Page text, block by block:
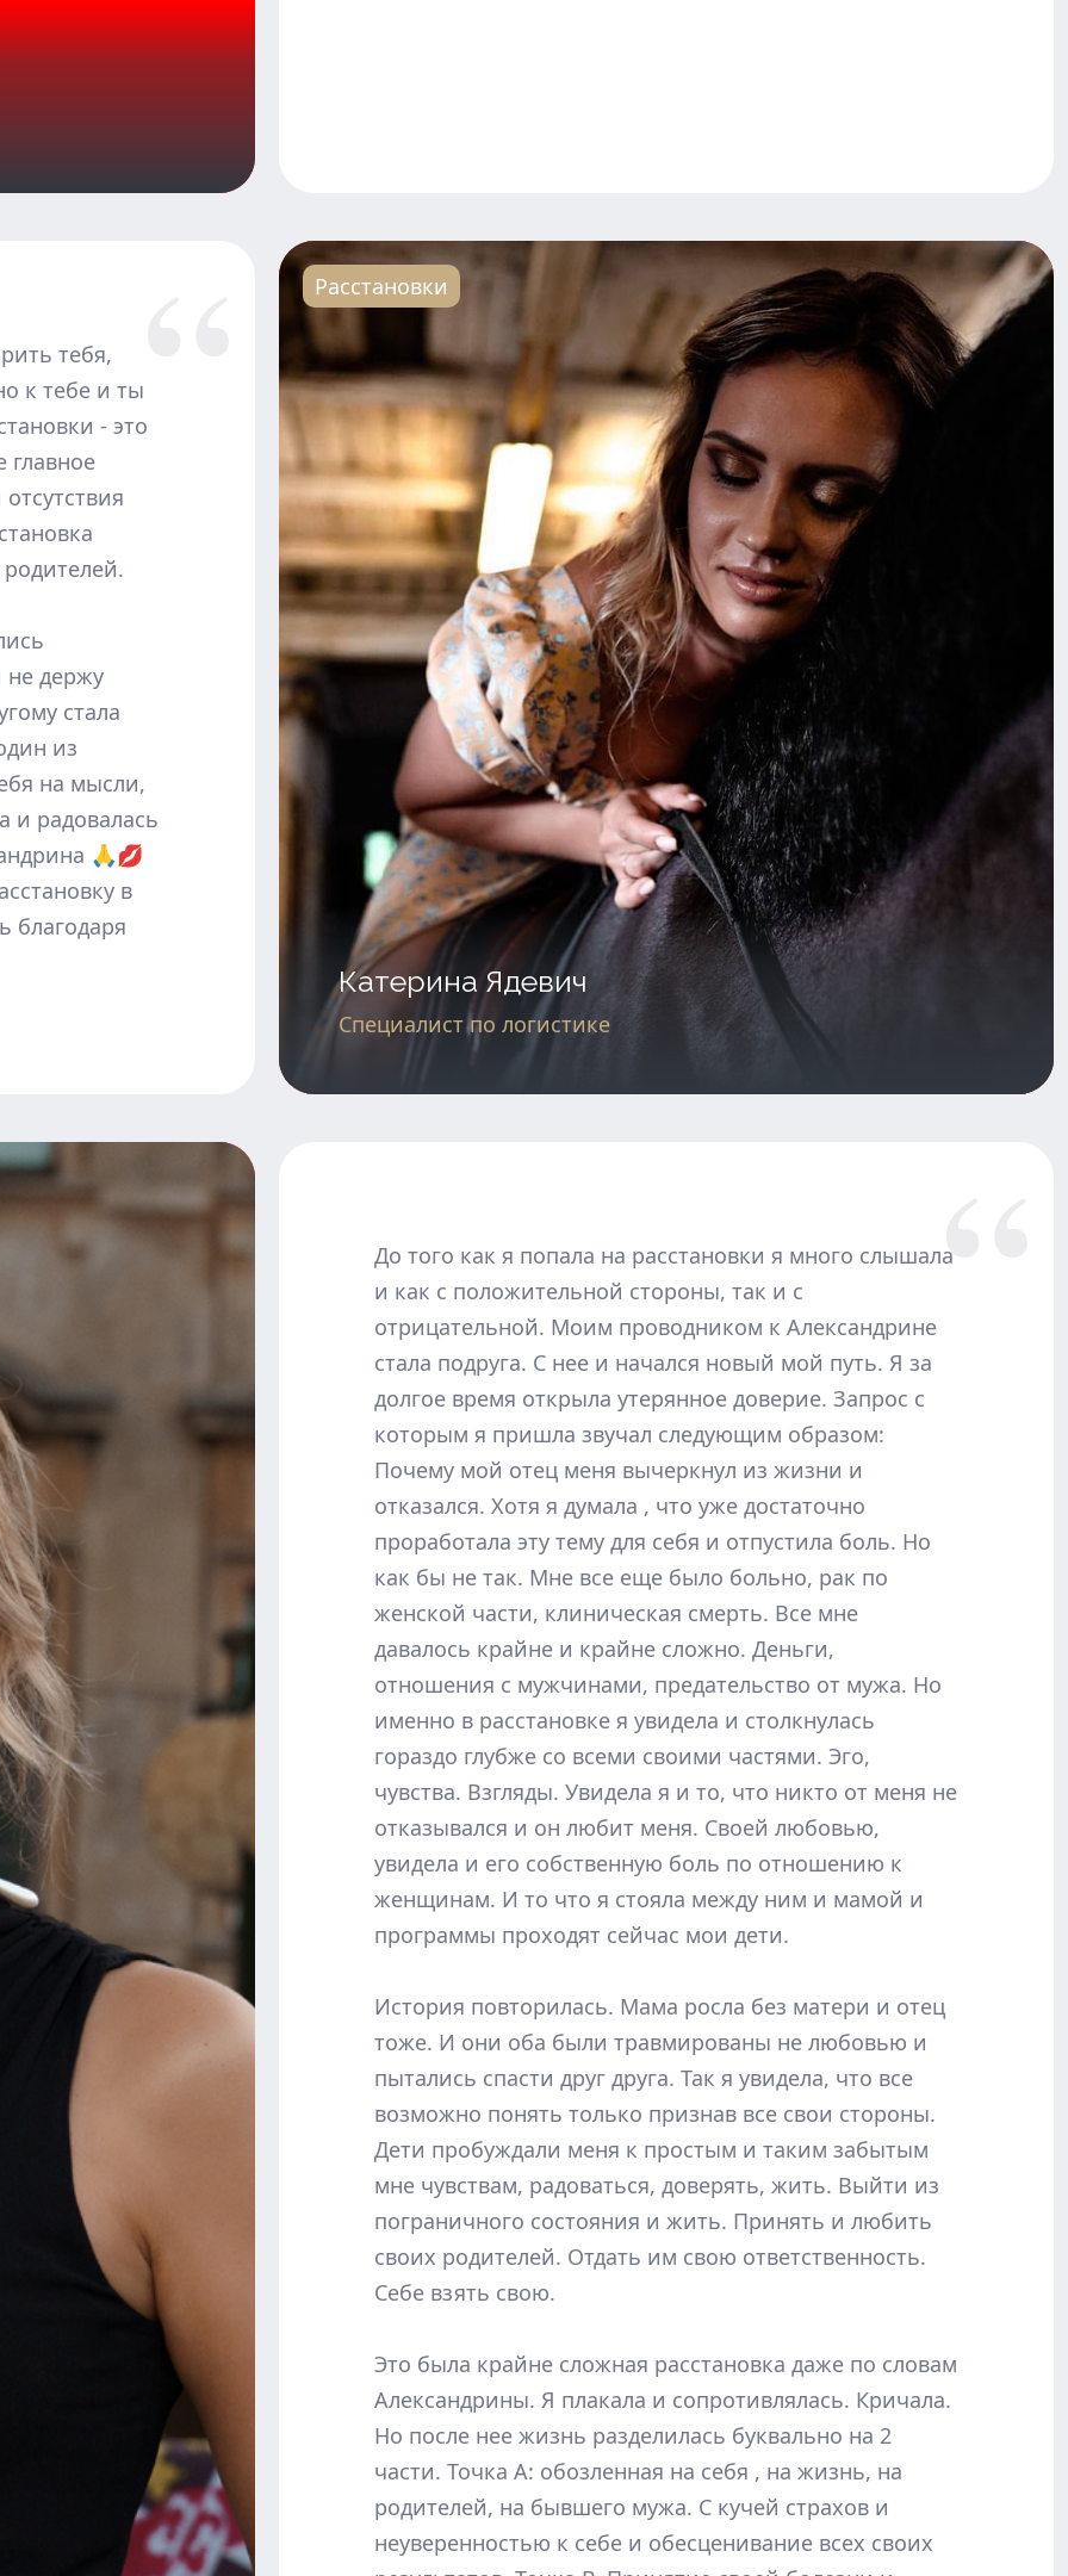
тебя,
к тебе и ты
- это
главное
держу
стала
из
на мысли,
и радовалась
🙏💋
в
благодаря
Расстановки
Катерина Ядевич
Специалист по логистике
До того как я попала на расстановки я много слышала
и как с положительной стороны, так и с
отрицательной. Моим проводником к Александрине
стала подруга. С нее и начался новый мой путь. Я за
долгое время открыла утерянное доверие. Запрос с
которым я пришла звучал следующим образом:
Почему мой отец меня вычеркнул из жизни и
отказался. Хотя я думала , что уже достаточно
проработала эту тему для себя и отпустила боль. Но
как бы не так. Мне все еще было больно, рак по
женской части, клиническая смерть. Все мне
давалось крайне и крайне сложно. Деньги,
отношения с мужчинами, предательство от мужа. Но
именно в расстановке я увидела и столкнулась
гораздо глубже со всеми своими частями. Эго,
чувства. Взгляды. Увидела я и то, что никто от меня не
отказывался и он любит меня. Своей любовью,
увидела и его собственную боль по отношению к
женщинам. И то что я стояла между ним и мамой и
программы проходят сейчас мои дети.
История повторилась. Мама росла без матери и отец
тоже. И они оба были травмированы не любовью и
пытались спасти друг друга. Так я увидела, что все
возможно понять только признав все свои стороны.
Дети пробуждали меня к простым и таким забытым
мне чувствам, радоваться, доверять, жить. Выйти из
пограничного состояния и жить. Принять и любить
своих родителей. Отдать им свою ответственность.
Себе взять свою.
Это была крайне сложная расстановка даже по словам
Александрины. Я плакала и сопротивлялась. Кричала.
Но после нее жизнь разделилась буквально на 2
части. Точка А: обозленная на себя , на жизнь, на
родителей, на бывшего мужа. С кучей страхов и
неуверенностью к себе и обесценивание всех своих